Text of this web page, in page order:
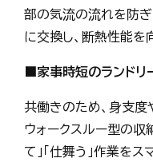
部の気流の流れを防
に交換し、断熱性能を
家事時短のランドリ
共働きのため、身支度
ウォークスルー型の収
て」「仕舞う」作業を